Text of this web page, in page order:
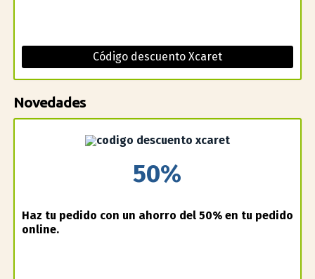
Código descuento Xcaret
Novedades
50%
Haz tu pedido con un ahorro del 50% en tu pedido
online.